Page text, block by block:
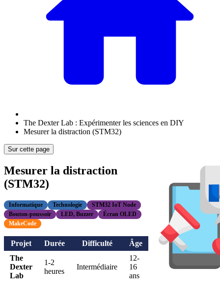
The Dexter Lab : Expérimenter les sciences en DIY
Mesurer la distraction (STM32)
Sur cette page
Mesurer la distraction
(STM32)
Informatique Technologie
STM32 IoT Node
Bouton-poussoir
LED, Buzzer
Écran OLED
MakeCode
Projet Durée Difficulté
Âge
The
Dexter
Lab
1-2
heures
Intermédiaire
12-
16
ans